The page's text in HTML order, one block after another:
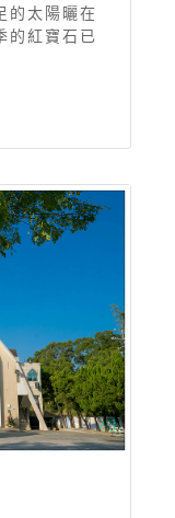
的太陽曬在
的紅寶石已